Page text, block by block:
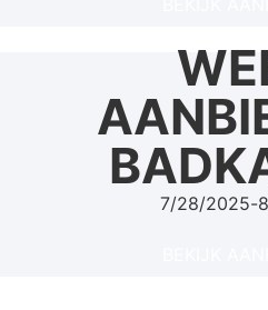
7/28/2025-